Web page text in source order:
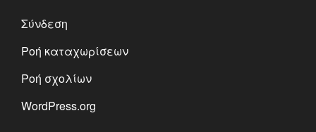
Σύνδεση
Ροή καταχωρίσεων
Ροή σχολίων
WordPress.org